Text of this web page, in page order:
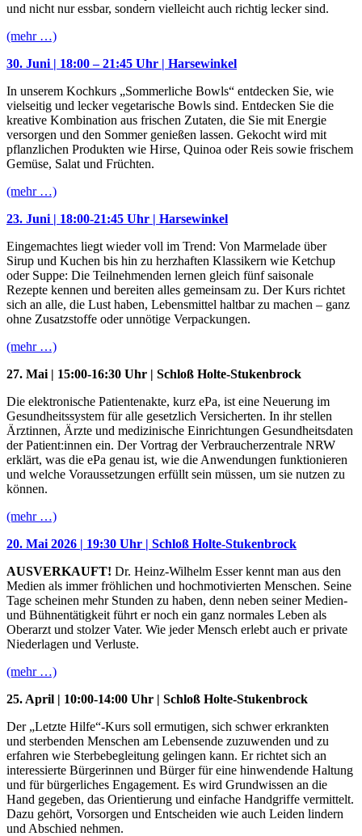
und nicht nur essbar, sondern vielleicht auch richtig lecker sind.
(mehr …)
30. Juni | 18:00 – 21:45 Uhr | Harsewinkel
In unserem Kochkurs „Sommerliche Bowls“ entdecken Sie, wie
vielseitig und lecker vegetarische Bowls sind. Entdecken Sie die
kreative Kombination aus frischen Zutaten, die Sie mit Energie
versorgen und den Sommer genießen lassen. Gekocht wird mit
pflanzlichen Produkten wie Hirse, Quinoa oder Reis sowie frischem
Gemüse, Salat und Früchten.
(mehr …)
23. Juni | 18:00-21:45 Uhr | Harsewinkel
Eingemachtes liegt wieder voll im Trend: Von Marmelade über
Sirup und Kuchen bis hin zu herzhaften Klassikern wie Ketchup
oder Suppe: Die Teilnehmenden lernen gleich fünf saisonale
Rezepte kennen und bereiten alles gemeinsam zu. Der Kurs richtet
sich an alle, die Lust haben, Lebensmittel haltbar zu machen – ganz
ohne Zusatzstoffe oder unnötige Verpackungen.
(mehr …)
27. Mai | 15:00-16:30 Uhr | Schloß Holte-Stukenbrock
Die elektronische Patientenakte, kurz ePa, ist eine Neuerung im
Gesundheitssystem für alle gesetzlich Versicherten. In ihr stellen
Ärztinnen, Ärzte und medizinische Einrichtungen Gesundheitsdaten
der Patient:innen ein. Der Vortrag der Verbraucherzentrale NRW
erklärt, was die ePa genau ist, wie die Anwendungen funktionieren
und welche Voraussetzungen erfüllt sein müssen, um sie nutzen zu
können.
(mehr …)
20. Mai 2026 | 19:30 Uhr | Schloß Holte-Stukenbrock
AUSVERKAUFT! Dr. Heinz-Wilhelm Esser kennt man aus den
Medien als immer fröhlichen und hochmotivierten Menschen. Seine
Tage scheinen mehr Stunden zu haben, denn neben seiner Medien-
und Bühnentätigkeit führt er noch ein ganz normales Leben als
Oberarzt und stolzer Vater. Wie jeder Mensch erlebt auch er private
Niederlagen und Verluste.
(mehr …)
25. April | 10:00-14:00 Uhr | Schloß Holte-Stukenbrock
Der „Letzte Hilfe“-Kurs soll ermutigen, sich schwer erkrankten
und sterbenden Menschen am Lebensende zuzuwenden und zu
erfahren wie Sterbebegleitung gelingen kann. Er richtet sich an
interessierte Bürgerinnen und Bürger für eine hinwendende Haltung
und für bürgerliches Engagement. Es wird Grundwissen an die
Hand gegeben, das Orientierung und einfache Handgriffe vermittelt.
Dazu gehört, Vorsorgen und Entscheiden wie auch Leiden lindern
und Abschied nehmen.